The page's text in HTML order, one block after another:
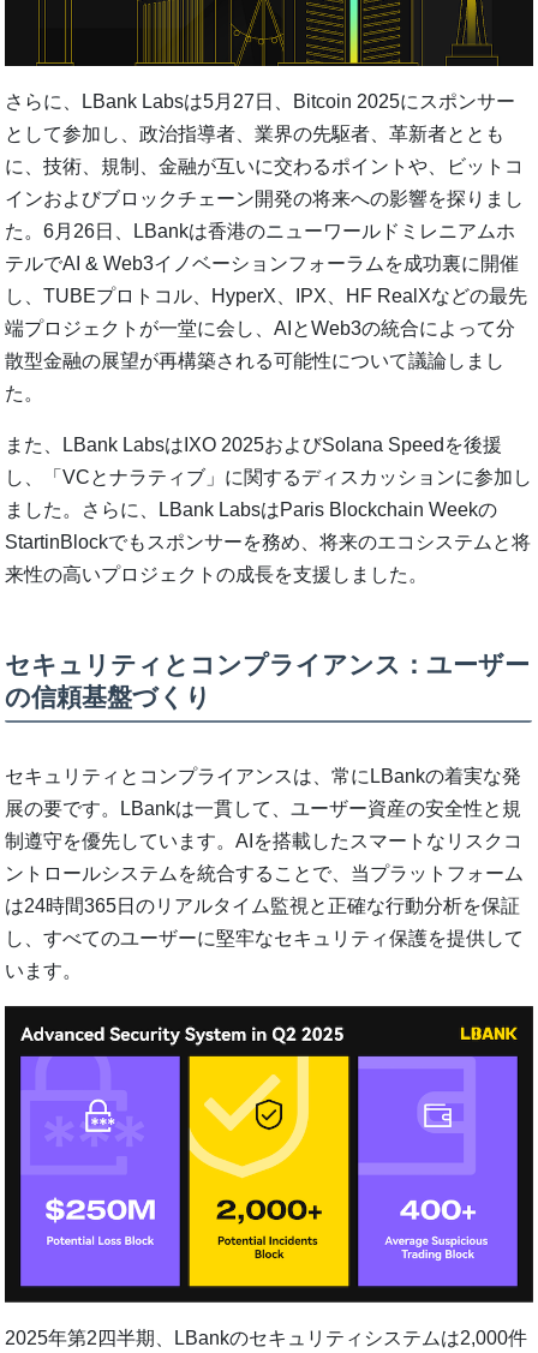
さらに、LBank Labsは5月27日、Bitcoin 2025にスポンサー
として参加し、政治指導者、業界の先駆者、革新者ととも
に、技術、規制、金融が互いに交わるポイントや、ビットコ
インおよびブロックチェーン開発の将来への影響を探りまし
た。6月26日、LBankは香港のニューワールドミレニアムホ
テルでAI & Web3イノベーションフォーラムを成功裏に開催
し、TUBEプロトコル、HyperX、IPX、HF RealXなどの最先
端プロジェクトが一堂に会し、AIとWeb3の統合によって分
散型金融の展望が再構築される可能性について議論しまし
た。
また、LBank LabsはIXO 2025およびSolana Speedを後援
し、「VCとナラティブ」に関するディスカッションに参加し
ました。さらに、LBank LabsはParis Blockchain Weekの
StartinBlockでもスポンサーを務め、将来のエコシステムと将
来性の高いプロジェクトの成長を支援しました。
セキュリティとコンプライアンス：ユーザー
の信頼基盤づくり
セキュリティとコンプライアンスは、常にLBankの着実な発
展の要です。LBankは一貫して、ユーザー資産の安全性と規
制遵守を優先しています。AIを搭載したスマートなリスクコ
ントロールシステムを統合することで、当プラットフォーム
は24時間365日のリアルタイム監視と正確な行動分析を保証
し、すべてのユーザーに堅牢なセキュリティ保護を提供して
います。
2025年第2四半期、LBankのセキュリティシステムは2,000件